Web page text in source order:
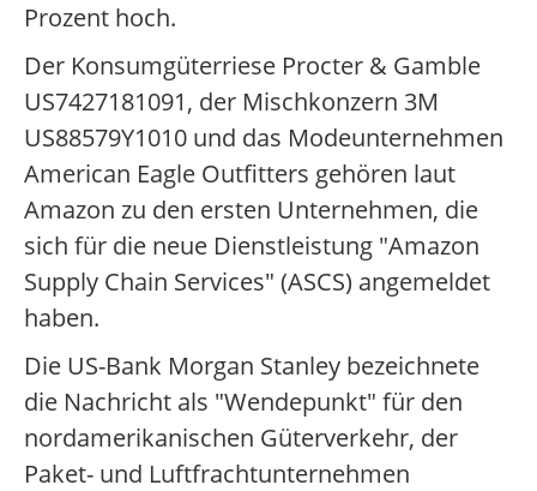
Prozent hoch.
Der Konsumgüterriese Procter & Gamble
US7427181091, der Mischkonzern 3M
US88579Y1010 und das Modeunternehmen
American Eagle Outfitters gehören laut
Amazon zu den ersten Unternehmen, die
sich für die neue Dienstleistung "Amazon
Supply Chain Services" (ASCS) angemeldet
haben.
Die US-Bank Morgan Stanley bezeichnete
die Nachricht als "Wendepunkt" für den
nordamerikanischen Güterverkehr, der
Paket- und Luftfrachtunternehmen